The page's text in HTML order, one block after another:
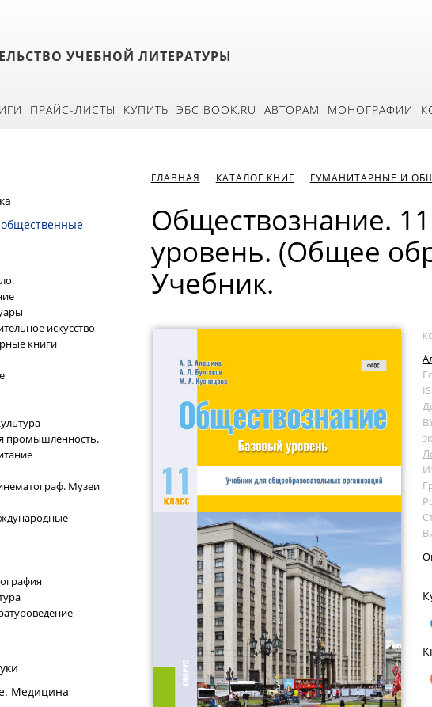
УЧЕБНОЙ ЛИТЕРАТУРЫ
ПРАЙС-ЛИСТЫ КУПИТЬ ЭБС BOOK.RU АВТОРАМ МОНОГРАФИИ
искусство
книги
промышленность.
Музеи
Медицина
ГЛАВНАЯ КАТАЛОГ КНИГ ГУМАНИТАРНЫЕ И
Обществознание.
уровень. (Общее
Учебник.